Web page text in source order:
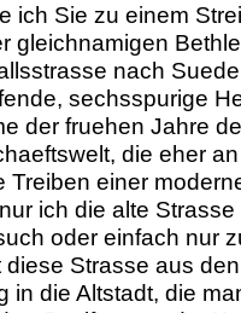
ich Sie zu einem
gleichnamigen
nach
sechsspurige
der fruehen Jahre
die eher
Treiben einer
ich die alte
oder einfach nur
Strasse aus
in die Altstadt, die